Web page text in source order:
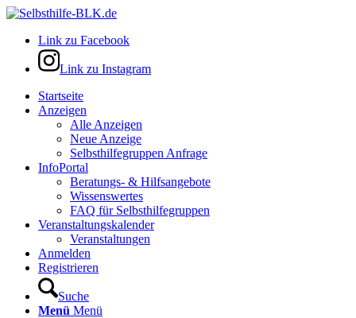
Link zu Facebook
Link zu Instagram
Startseite
Anzeigen
Alle Anzeigen
Neue Anzeige
Selbsthilfegruppen Anfrage
InfoPortal
Beratungs- & Hilfsangebote
Wissenswertes
FAQ für Selbsthilfegruppen
Veranstaltungskalender
Veranstaltungen
Anmelden
Registrieren
Suche
Menü Menü